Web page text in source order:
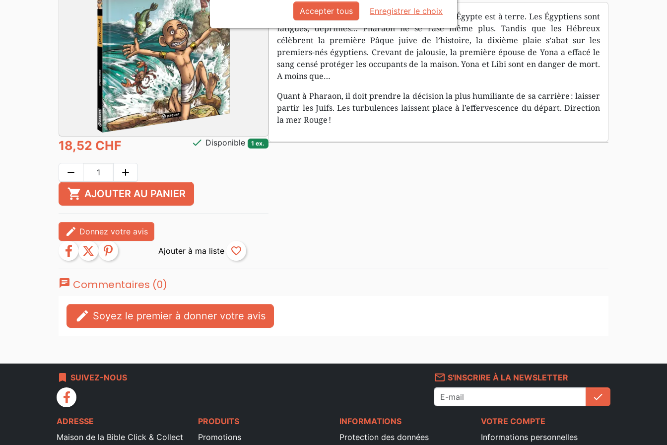
1500 et des poussières avant J.-C. La puissante Égypte est à terre. Les Égyptiens sont
fatigués, déprimés… Pharaon ne se rase même plus. Tandis que les Hébreux
célèbrent la première Pâque juive de l’histoire, la dixième plaie s’abat sur les
premiers-nés égyptiens. Crevant de jalousie, la première épouse de Yona a effacé le
sang censé protéger les occupants de la maison. Yona et Libi sont en danger de mort.
A moins que…
Quant à Pharaon, il doit prendre la décision la plus humiliante de sa carrière : laisser
partir les Juifs. Les turbulences laissent place à l’effervescence du départ. Direction
la mer Rouge !
18,52 CHF check Disponible 1 ex.
remove add
shopping_cart AJOUTER AU PANIER
edit Donnez votre avis
facebook twitter pinterest favorite_border
chat Commentaires (0)
edit Soyez le premier à donner votre avis
bookmark SUIVEZ-NOUS
facebook
mail_outline S'INSCRIRE À LA NEWSLETTER
check
ADRESSE
Maison de la Bible Click & Collect
PRODUITS
Promotions
INFORMATIONS
Protection des données
VOTRE COMPTE
Informations personnelles
Accepter tous Enregistrer le choix